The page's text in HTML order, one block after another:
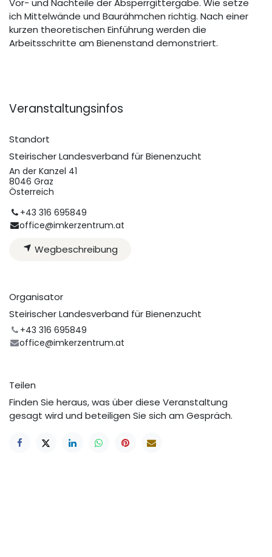
Vor- und Nachteile der Absperrgittergabe. Wie setze
ich Mittelwände und Baurähmchen richtig. Nach einer
kurzen theoretischen Einführung werden die
Arbeitsschritte am Bienenstand demonstriert.
Veranstaltungsinfos
Standort
Steirischer Landesverband für Bienenzucht
An der Kanzel 41
8046 Graz
Österreich
+43 316 695849
office@imkerzentrum.at
Wegbeschreibung
Organisator
Steirischer Landesverband für Bienenzucht
+43 316 695849
office@imkerzentrum.at
Teilen
Finden Sie heraus, was über diese Veranstaltung
gesagt wird und beteiligen Sie sich am Gespräch.